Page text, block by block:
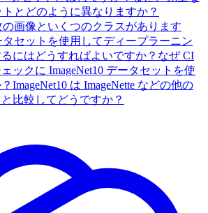
トとどのように異なりますか？
の画像といくつのクラスがあります
タセットを使用してディープラーニン
にはどうすればよいですか？ なぜ CI
ックに ImageNet10 データセットを使
ImageNet10 は ImageNette などの他の
比較してどうですか？